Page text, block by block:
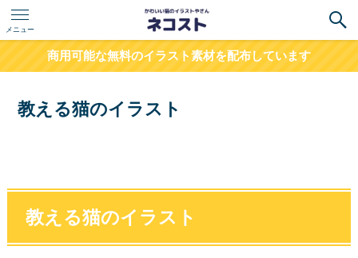
メニュー
商用可能な無料のイラスト素材を配布しています
教える猫のイラスト
教える猫のイラスト